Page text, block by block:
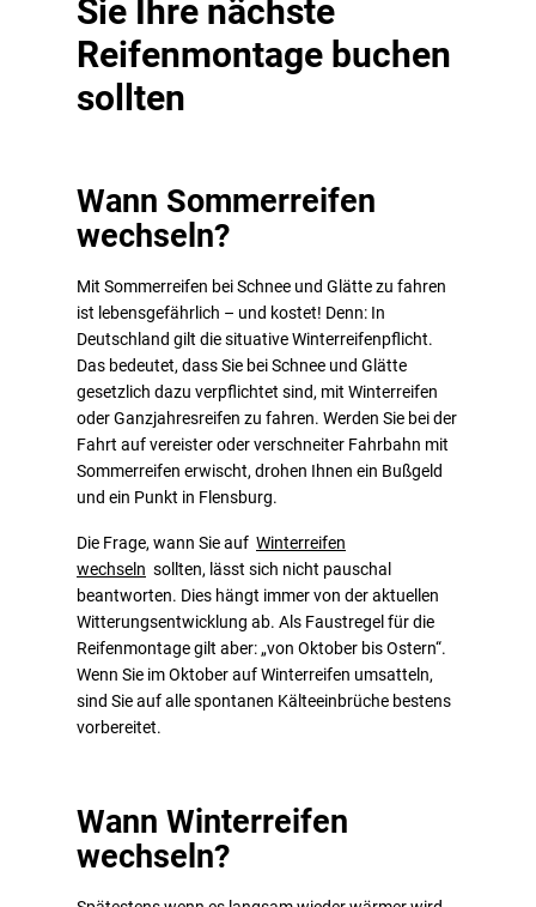
Sie Ihre nächste
Reifenmontage buchen
sollten
Wann Sommerreifen
wechseln?
Mit Sommerreifen bei Schnee und Glätte zu fahren
ist lebensgefährlich – und kostet! Denn: In
Deutschland gilt die situative Winterreifenpflicht.
Das bedeutet, dass Sie bei Schnee und Glätte
gesetzlich dazu verpflichtet sind, mit Winterreifen
oder Ganzjahresreifen zu fahren. Werden Sie bei der
Fahrt auf vereister oder verschneiter Fahrbahn mit
Sommerreifen erwischt, drohen Ihnen ein Bußgeld
und ein Punkt in Flensburg.
Die Frage, wann Sie auf Winterreifen
wechseln sollten, lässt sich nicht pauschal
beantworten. Dies hängt immer von der aktuellen
Witterungsentwicklung ab. Als Faustregel für die
Reifenmontage gilt aber: „von Oktober bis Ostern“.
Wenn Sie im Oktober auf Winterreifen umsatteln,
sind Sie auf alle spontanen Kälteeinbrüche bestens
vorbereitet.
Wann Winterreifen
wechseln?